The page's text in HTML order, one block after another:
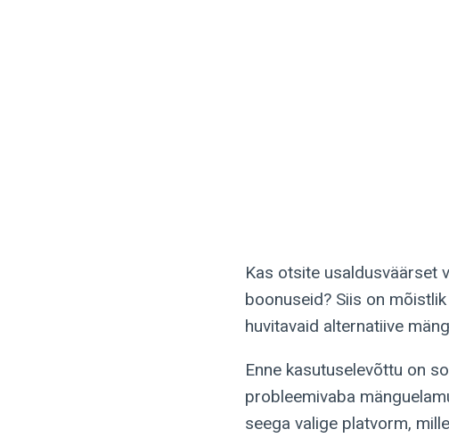
Kas otsite usaldusväärset
boonuseid? Siis on
huvitavaid alternatiive
Enne kasutuselevõttu on
probleemivaba
seega valige platvorm,